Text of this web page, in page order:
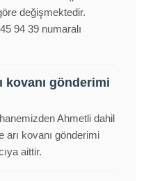
değişmektedir.
94 39 numaralı
kovanı gönderimi
Ahmetli dahil
kovanı gönderimi
aittir.